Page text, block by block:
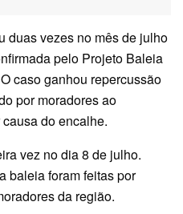
duas vezes no mês de julho
pelo Projeto Baleia
caso ganhou repercussão
por moradores ao
do encalhe.
vez no dia 8 de julho.
baleia foram feitas por
da região.